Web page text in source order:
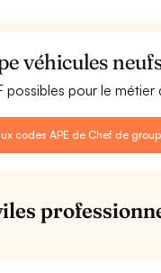
véhicules
possibles pour le
codes APE de Chef de